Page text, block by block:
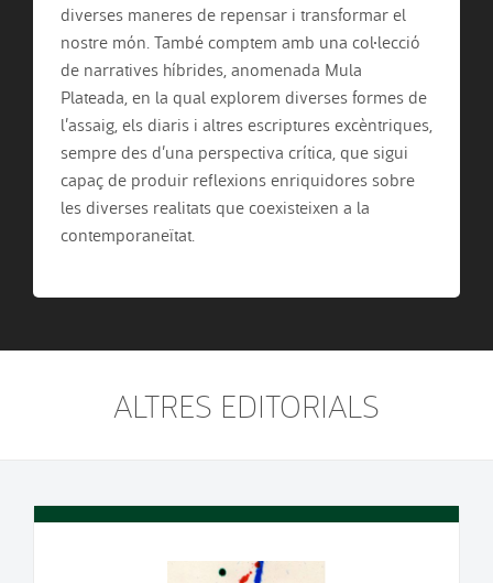
diverses maneres de repensar i transformar el
nostre món. També comptem amb una col·lecció
de narratives híbrides, anomenada Mula
Plateada, en la qual explorem diverses formes de
l’assaig, els diaris i altres escriptures excèntriques,
sempre des d’una perspectiva crítica, que sigui
capaç de produir reflexions enriquidores sobre
les diverses realitats que coexisteixen a la
contemporaneïtat.
ALTRES EDITORIALS